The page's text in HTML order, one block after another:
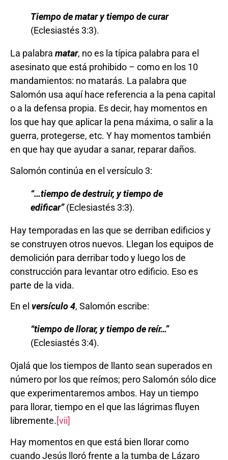
Tiempo de matar y tiempo de curar
(Eclesiastés 3:3).
La palabra matar, no es la típica palabra para el
asesinato que está prohibido – como en los 10
mandamientos: no matarás. La palabra que
Salomón usa aquí hace referencia a la pena capital
o a la defensa propia. Es decir, hay momentos en
los que hay que aplicar la pena máxima, o salir a la
guerra, protegerse, etc. Y hay momentos también
en que hay que ayudar a sanar, reparar daños.
Salomón continúa en el versículo 3:
“…tiempo de destruir, y tiempo de
edificar”(Eclesiastés 3:3).
Hay temporadas en las que se derriban edificios y
se construyen otros nuevos. Llegan los equipos de
demolición para derribar todo y luego los de
construcción para levantar otro edificio. Eso es
parte de la vida.
En el versículo 4, Salomón escribe:
“tiempo de llorar, y tiempo de reír…”
(Eclesiastés 3:4).
Ojalá que los tiempos de llanto sean superados en
número por los que reímos; pero Salomón sólo dice
que experimentaremos ambos. Hay un tiempo
para llorar, tiempo en el que las lágrimas fluyen
libremente.[vii]
Hay momentos en que está bien llorar como
cuando Jesús lloró frente a la tumba de Lázaro